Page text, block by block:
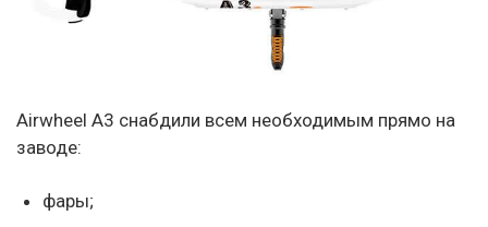
Airwheel A3 снабдили всем необходимым прямо на
заводе:
фары;